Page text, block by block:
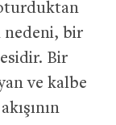
nedeni, bir
Bir
ve kalbe